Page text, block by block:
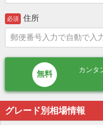
必須 住所
カンタ
グレード別相場情報